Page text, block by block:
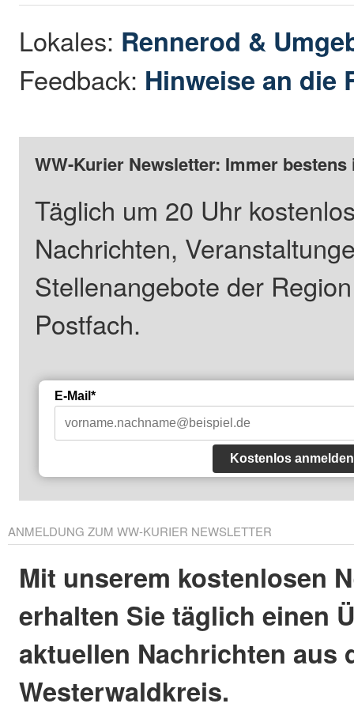
Lokales: Rennerod &
Feedback: Hinweise an die
WW-Kurier Newsletter: Immer
Täglich um 20 Uhr
Nachrichten,
Stellenangebote der
Postfach.
E-Mail*
Kostenlos anmelden
ANMELDUNG ZUM WW-KURIER NEWSLETTER
Mit unserem kostenlosen
erhalten Sie täglich einen
aktuellen Nachrichten aus
Westerwaldkreis.